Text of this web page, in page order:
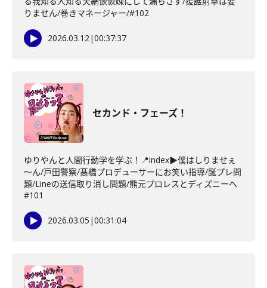
りません/巻きマネージャー/#102
2026.03.12|00:37:37
セカンド・フェーズ！
ゆりやんと人間行動学を学ぶ！📍index▶僕はしりませぇ
～ん/戸田警察/髙橋プロデューサーにお笑い指導/誕プレ問
題/Lineの送信取り消し問題/熊元プロレスとディズニーへ
#101
2026.03.05 |00:31:04